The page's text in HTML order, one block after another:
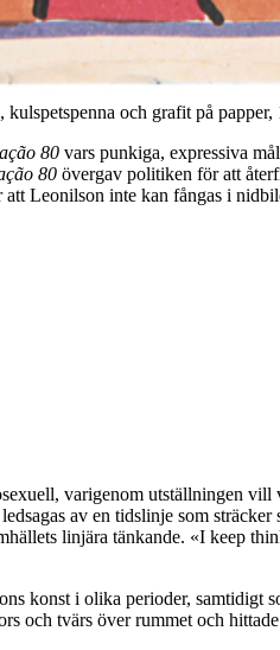
kulspetspenna och grafit på
80 vars punkiga, expressiva
80 övergav politiken för att
Leonilson inte kan fångas i
varigenom utställningen
av en tidslinje som
linjära tänkande. «I keep
konst i olika perioder, samtidigt
och tvärs över rummet och